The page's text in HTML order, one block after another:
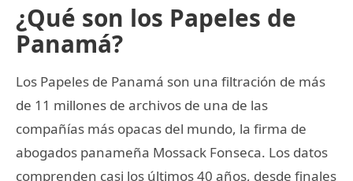
¿Qué son los Papeles de
Panamá?
Los Papeles de Panamá son una filtración de más
de 11 millones de archivos de una de las
compañías más opacas del mundo, la firma de
abogados panameña Mossack Fonseca. Los datos
comprenden casi los últimos 40 años, desde finales